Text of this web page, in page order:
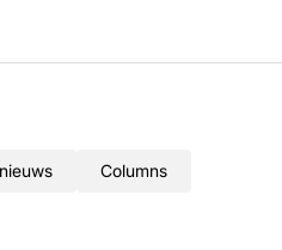
Columns